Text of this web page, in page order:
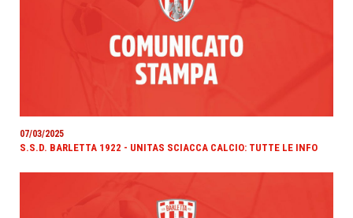
07/03/2025
S.S.D. BARLETTA 1922 - UNITAS SCIACCA CALCIO: TUTTE LE INFO